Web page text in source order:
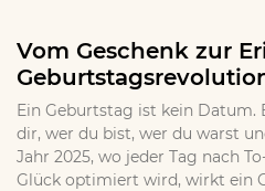
Vom Geschenk zur
Ein Geburtstag ist kein Datum.
dir, wer du bist, wer du warst
Jahr 2025, wo jeder Tag nach
Glück optimiert wird, wirkt ein